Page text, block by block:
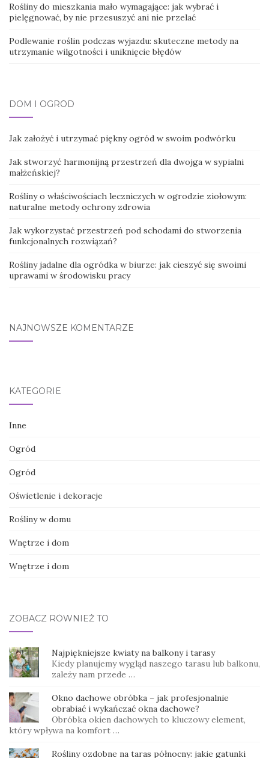
Rośliny do mieszkania mało wymagające: jak wybrać i
pielęgnować, by nie przesuszyć ani nie przelać
Podlewanie roślin podczas wyjazdu: skuteczne metody na
utrzymanie wilgotności i uniknięcie błędów
DOM I OGRÓD
Jak założyć i utrzymać piękny ogród w swoim podwórku
Jak stworzyć harmonijną przestrzeń dla dwojga w sypialni
małżeńskiej?
Rośliny o właściwościach leczniczych w ogrodzie ziołowym:
naturalne metody ochrony zdrowia
Jak wykorzystać przestrzeń pod schodami do stworzenia
funkcjonalnych rozwiązań?
Rośliny jadalne dla ogródka w biurze: jak cieszyć się swoimi
uprawami w środowisku pracy
NAJNOWSZE KOMENTARZE
KATEGORIE
Inne
Ogród
Ogród
Oświetlenie i dekoracje
Rośliny w domu
Wnętrze i dom
Wnętrze i dom
ZOBACZ RÓWNIEŻ TO
Najpiękniejsze kwiaty na balkony i tarasy
Kiedy planujemy wygląd naszego tarasu lub balkonu,
zależy nam przede …
Okno dachowe obróbka – jak profesjonalnie
obrabiać i wykańczać okna dachowe?
Obróbka okien dachowych to kluczowy element,
który wpływa na komfort …
Rośliny ozdobne na taras północny: jakie gatunki